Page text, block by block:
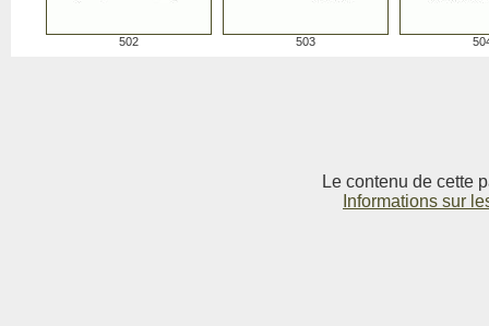
502 503
Le contenu de cette
Informations sur